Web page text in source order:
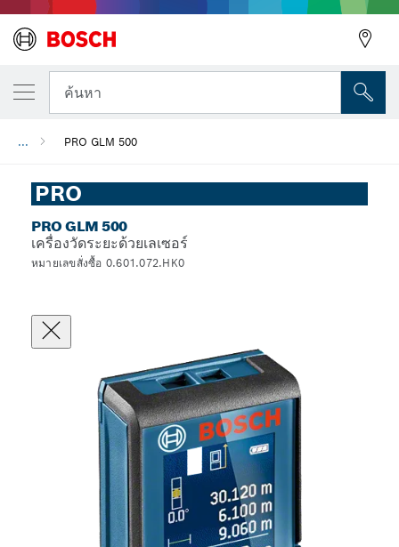
ค้นหา
... PRO GLM 500
PRO
PRO GLM 500
เครื่องวัดระยะด้วยเลเซอร์
หมายเลขสั่งซื้อ 0.601.072.HK0